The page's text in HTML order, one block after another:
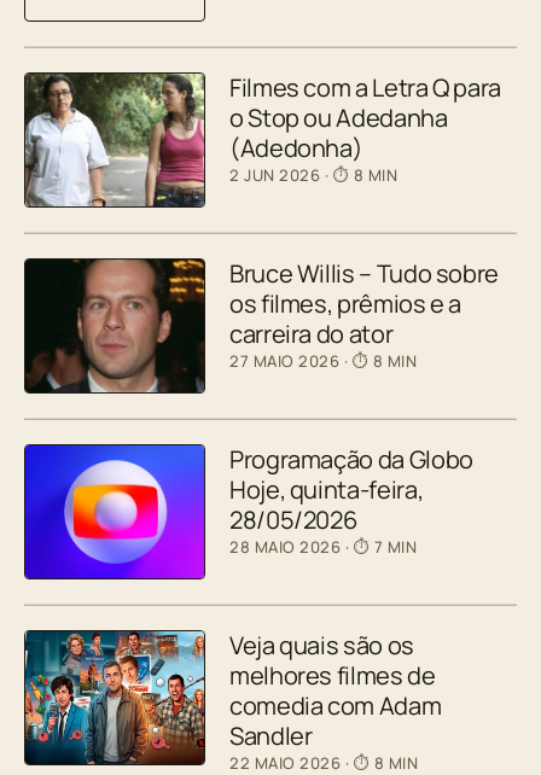
Filmes com a Letra Q para
o Stop ou Adedanha
(Adedonha)
2 JUN 2026 · ⏱ 8 MIN
Bruce Willis – Tudo sobre
os filmes, prêmios e a
carreira do ator
27 MAIO 2026 · ⏱ 8 MIN
Programação da Globo
Hoje, quinta-feira,
28/05/2026
28 MAIO 2026 · ⏱ 7 MIN
Veja quais são os
melhores filmes de
comedia com Adam
Sandler
22 MAIO 2026 · ⏱ 8 MIN